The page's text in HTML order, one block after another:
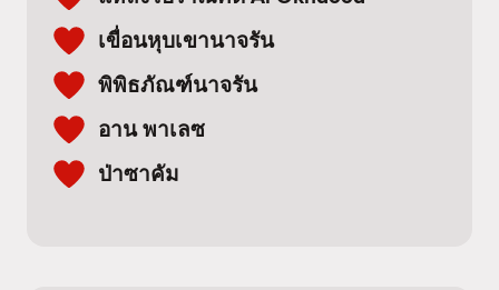
เขื่อนหุบเขานาจรัน
พิพิธภัณฑ์นาจรัน
อาน พาเลซ
ป่าซาคัม